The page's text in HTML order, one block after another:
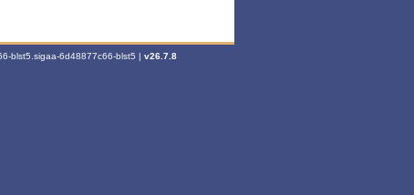
blst5.sigaa-6d48877c66-blst5 | v26.7.8